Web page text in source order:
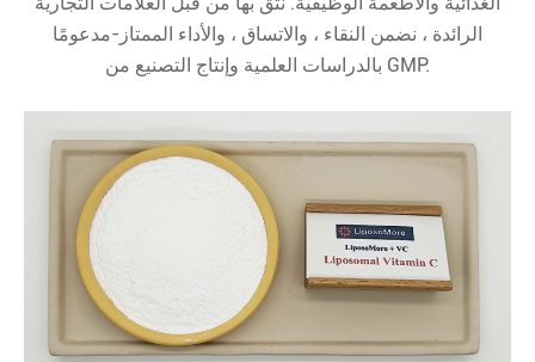
الرائدة ، نضمن النقاء ، والاتساق ، والأداء الممتاز-مدعومًا
بالدراسات العلمية وإنتاج التصنيع من GMP.